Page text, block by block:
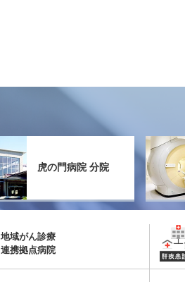
虎の門病院 分院
地域がん診療
連携拠点病院